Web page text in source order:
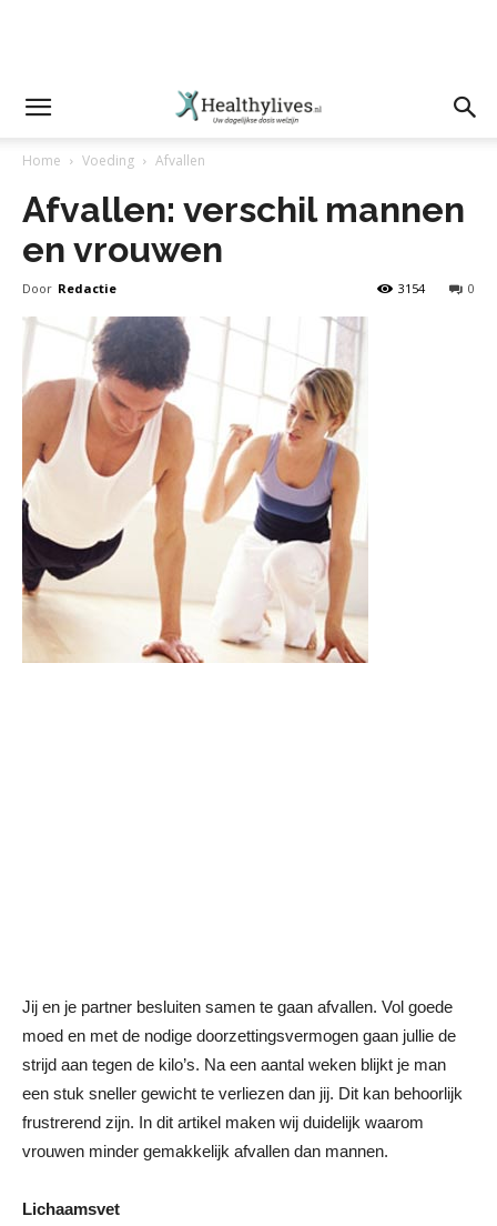
Home Voeding Afvallen
Afvallen: verschil mannen
en vrouwen
Door Redactie 0
3154
Jij en je partner besluiten samen te gaan afvallen. Vol goede
moed en met de nodige doorzettingsvermogen gaan jullie de
strijd aan tegen de kilo’s. Na een aantal weken blijkt je man
een stuk sneller gewicht te verliezen dan jij. Dit kan behoorlijk
frustrerend zijn. In dit artikel maken wij duidelijk waarom
vrouwen minder gemakkelijk afvallen dan mannen.
Lichaamsvet